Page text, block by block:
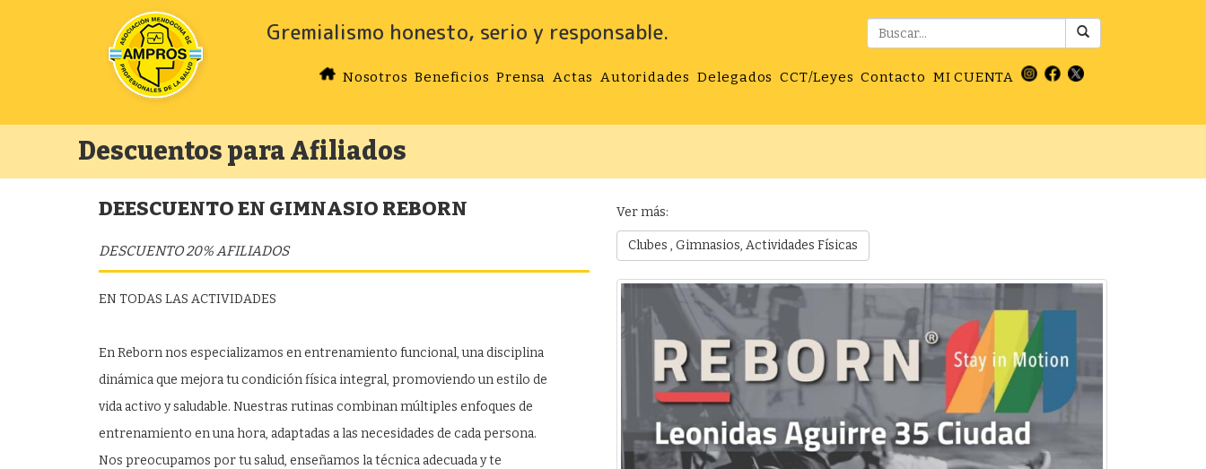
Gremialismo honesto, serio y responsable.
Nosotros Beneficios Prensa Actas Autoridades Delegados CCT/Leyes Contacto MI CUENTA
Descuentos para Afiliados
DEESCUENTO EN GIMNASIO REBORN
DESCUENTO 20% AFILIADOS
EN TODAS LAS ACTIVIDADES
En Reborn nos especializamos en entrenamiento funcional, una disciplina
dinámica que mejora tu condición física integral, promoviendo un estilo de
vida activo y saludable. Nuestras rutinas combinan múltiples enfoques de
entrenamiento en una hora, adaptadas a las necesidades de cada persona.
Nos preocupamos por tu salud, enseñamos la técnica adecuada y te
Ver más:
Clubes , Gimnasios, Actividades Físicas